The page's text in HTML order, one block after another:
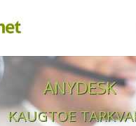
ANYDESK
KAUGTOE